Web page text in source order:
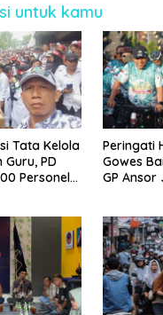
untuk kamu
Tata Kelola
PD
Personel
Peringati
Gowes
GP Ansor